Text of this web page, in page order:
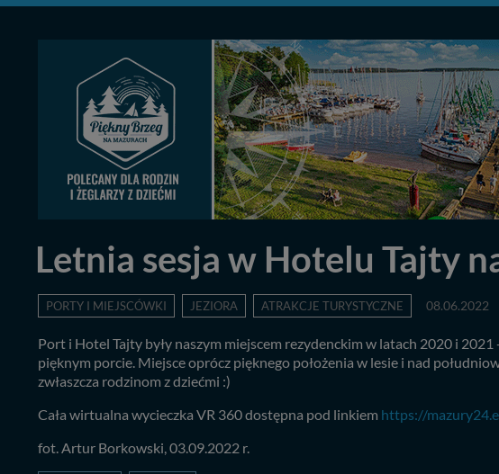
Letnia sesja w Hotelu Tajty
PORTY I MIEJSCÓWKI JEZIORA ATRAKCJE TURYSTYCZNE 08.06.2022
Port i Hotel Tajty były naszym miejscem rezydenckim w latach 2020 i
pięknym porcie. Miejsce oprócz pięknego położenia w lesie i nad
zwłaszcza rodzinom z dziećmi :)
Cała wirtualna wycieczka VR 360 dostępna pod linkiem https://
fot. Artur Borkowski, 03.09.2022 r.